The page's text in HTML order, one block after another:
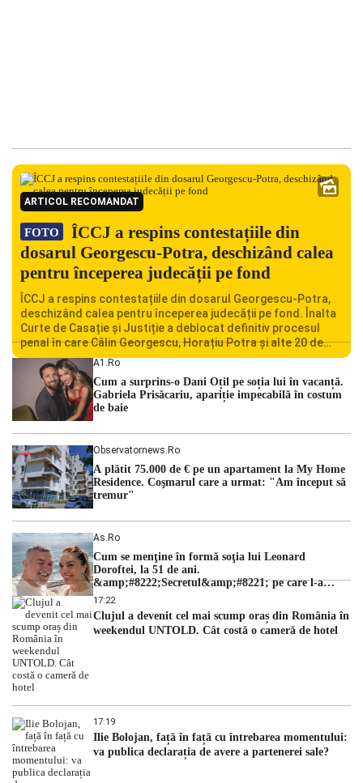
ARTICOL RECOMANDAT
FOTO
ÎCCJ a respins contestațiile din
dosarul Georgescu-Potra, deschizând calea
pentru începerea judecății pe fond
ÎCCJ a respins contestațiile din dosarul Georgescu-Potra,
deschizând calea pentru începerea judecății pe fond. Înalta
Curte de Casație și Justiție a deblocat definitiv procesul
penal în care Călin Georgescu, Horațiu Potra și alte 20 de
persoane sunt acuzați de acțiuni îndreptate împotriva
ordinii constituționale. În ședința din camera preliminară,
judecătorii de la instanța supremă au […]
A1.ro
Cum a surprins-o Dani Oțil pe soția lui în vacanță.
Gabriela Prisăcariu, apariție impecabilă în costum
de baie
Observatornews.ro
A plătit 75.000 de € pe un apartament la My Home
Residence. Coşmarul care a urmat: "Am început să
tremur"
As.ro
Cum se menţine în formă soţia lui Leonard
Doroftei, la 51 de ani.
&amp;#8222;Secretul&amp;#8221; pe care l-a
dezvăluit
17:22
Clujul a devenit cel mai scump oraș din România în
weekendul UNTOLD. Cât costă o cameră de hotel
17:19
Ilie Bolojan, față în față cu întrebarea momentului:
va publica declarația de avere a partenerei sale?